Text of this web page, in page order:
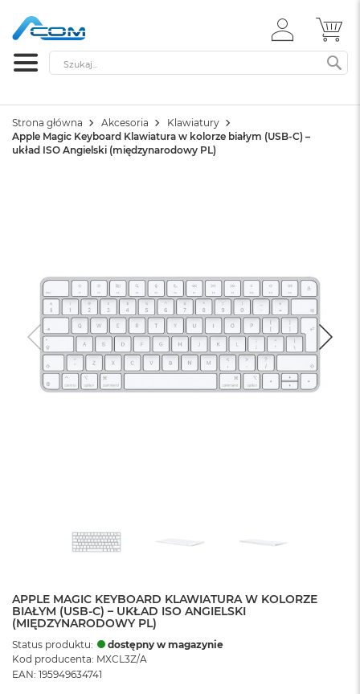
ZALOGUJ
SIĘ
Szukaj
Strona główna Akcesoria
Klawiatury
Apple Magic Keyboard Klawiatura w kolorze białym (USB-C) –
układ ISO Angielski (międzynarodowy PL)
APPLE MAGIC KEYBOARD KLAWIATURA W KOLORZE
BIAŁYM (USB-C) – UKŁAD ISO ANGIELSKI
(MIĘDZYNARODOWY PL)
Status produktu:
dostępny w magazynie
Kod producenta: MXCL3Z/A
EAN: 195949634741